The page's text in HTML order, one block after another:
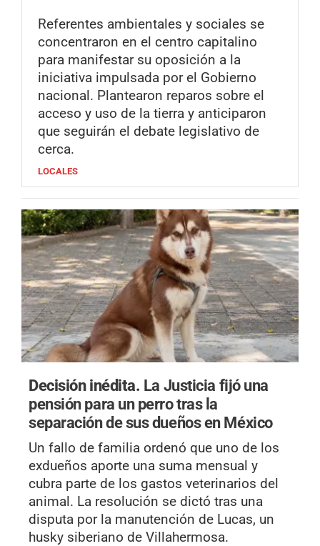
Referentes ambientales y sociales se
concentraron en el centro capitalino
para manifestar su oposición a la
iniciativa impulsada por el Gobierno
nacional. Plantearon reparos sobre el
acceso y uso de la tierra y anticiparon
que seguirán el debate legislativo de
cerca.
LOCALES
Decisión inédita. La Justicia fijó una
pensión para un perro tras la
separación de sus dueños en México
Un fallo de familia ordenó que uno de los
exdueños aporte una suma mensual y
cubra parte de los gastos veterinarios del
animal. La resolución se dictó tras una
disputa por la manutención de Lucas, un
husky siberiano de Villahermosa.